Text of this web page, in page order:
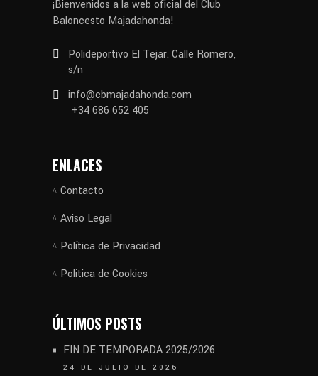
¡Bienvenidos a la web oficial del Club
Baloncesto Majadahonda!
Polideportivo El Tejar. Calle Romero,
s/n
info@cbmajadahonda.com
+34 686 652 405
ENLACES
Contacto
Aviso Legal
Política de Privacidad
Política de Cookies
ÚLTIMOS POSTS
FIN DE TEMPORADA 2025/2026
24 DE JULIO DE 2026